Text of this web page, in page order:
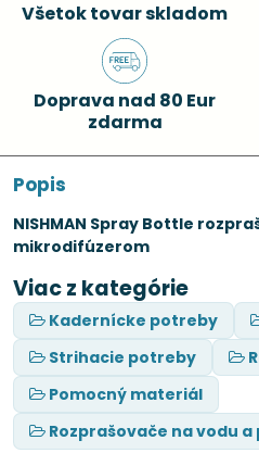
Všetok tovar skladom
Doprava nad 80 Eur
zdarma
Popis
NISHMAN Spray Bottle
mikrodifúzerom
Viac z kategórie
Kadernícke potreby
Strihacie potreby
Pomocný materiál
Rozprašovače na vodu a